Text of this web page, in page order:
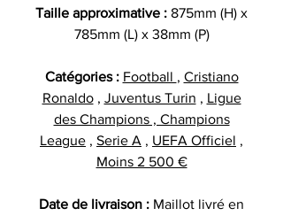
Taille approximative : 875mm (H) x
785mm (L) x 38mm (P)
Catégories : Football , Cristiano
Ronaldo, Juventus Turin , Ligue
des Champions , Champions
League , Serie A , UEFA Officiel ,
Moins 2 500 €
Date de livraison : Maillot livré en